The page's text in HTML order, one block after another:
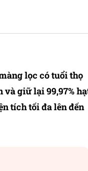
lọc có tuổi thọ
và giữ lại 99,97%
tích tối đa lên đến